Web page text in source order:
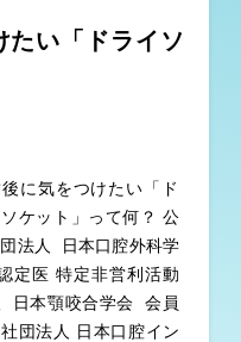
たい「ドライソ
に気をつけたい「ド
ケット」って何？ 公
法人 日本口腔外科学
定医 特定非営利活動
日本顎咬合学会 会員
団法人 日本口腔イン